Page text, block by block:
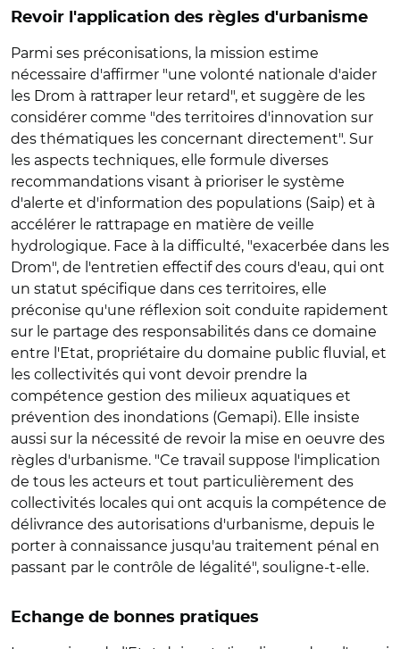
Revoir l'application des règles d'urbanisme
Parmi ses préconisations, la mission estime
nécessaire d'affirmer "une volonté nationale d'aider
les Drom à rattraper leur retard", et suggère de les
considérer comme "des territoires d'innovation sur
des thématiques les concernant directement". Sur
les aspects techniques, elle formule diverses
recommandations visant à prioriser le système
d'alerte et d'information des populations (Saip) et à
accélérer le rattrapage en matière de veille
hydrologique. Face à la difficulté, "exacerbée dans les
Drom", de l'entretien effectif des cours d'eau, qui ont
un statut spécifique dans ces territoires, elle
préconise qu'une réflexion soit conduite rapidement
sur le partage des responsabilités dans ce domaine
entre l'Etat, propriétaire du domaine public fluvial, et
les collectivités qui vont devoir prendre la
compétence gestion des milieux aquatiques et
prévention des inondations (Gemapi). Elle insiste
aussi sur la nécessité de revoir la mise en oeuvre des
règles d'urbanisme. "Ce travail suppose l'implication
de tous les acteurs et tout particulièrement des
collectivités locales qui ont acquis la compétence de
délivrance des autorisations d'urbanisme, depuis le
porter à connaissance jusqu'au traitement pénal en
passant par le contrôle de légalité", souligne-t-elle.
Echange de bonnes pratiques